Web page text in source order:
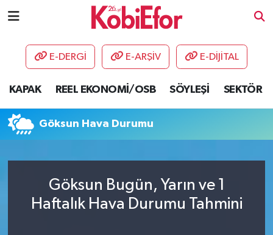
E-DERGİ E-ARŞİV E-DİJİTAL
KAPAK REEL EKONOMİ/OSB SÖYLEŞİ SEKTÖR
Göksun Hava Durumu
Göksun Bugün, Yarın ve 1
Haftalık Hava Durumu Tahmini
AKADEMİ
DESTEK-TEŞVİK
ETKİNLİK
HABERLER